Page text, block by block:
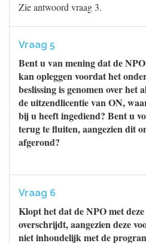
Zie antwoord vraag 3.
Vraag 5
Bent u van mening dat de
kan opleggen voordat het
beslissing is genomen over
de uitzendlicentie van ON,
bij u heeft ingediend? Bent u
terug te fluiten, aangezien dit
afgerond?
Vraag 6
Klopt het dat de NPO met
overschrijdt, aangezien deze
niet inhoudelijk met de